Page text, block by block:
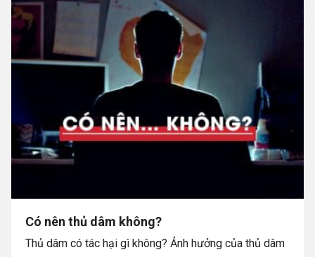
Có nên thủ dâm không?
Thủ dâm có tác hại gì không? Ảnh hưởng của thủ dâm